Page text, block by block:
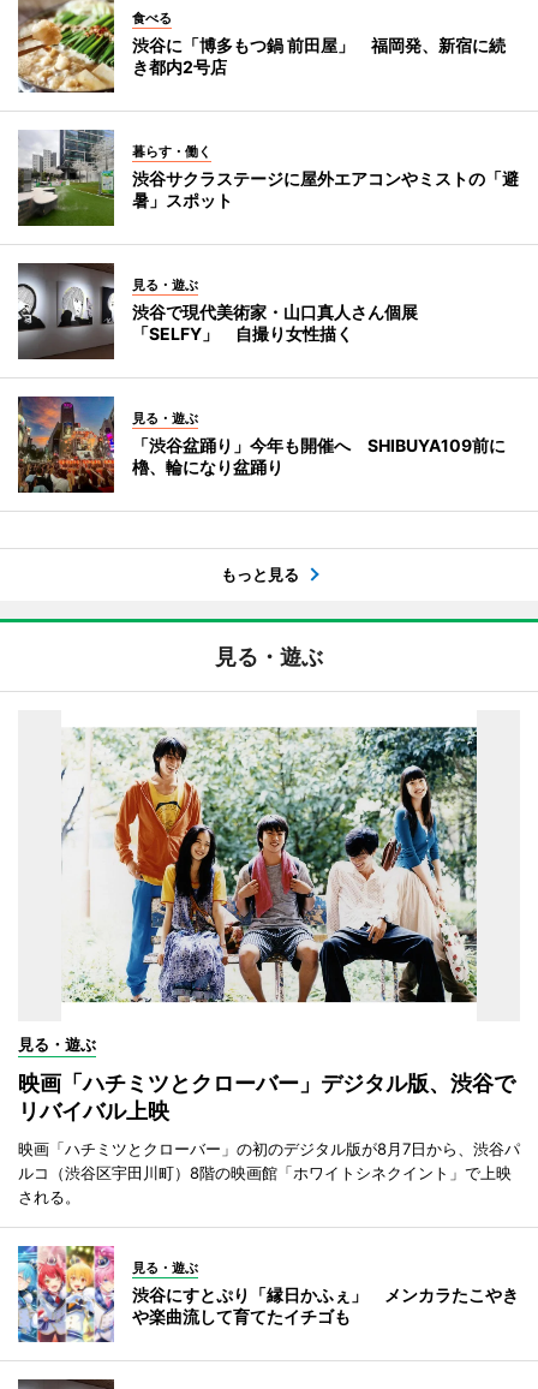
食べる
渋谷に「博多もつ鍋 前田屋」 福岡発、新宿に続
き都内2号店
暮らす・働く
渋谷サクラステージに屋外エアコンやミストの「避
暑」スポット
見る・遊ぶ
渋谷で現代美術家・山口真人さん個展
「SELFY」 自撮り女性描く
見る・遊ぶ
「渋谷盆踊り」今年も開催へ SHIBUYA109前に
櫓、輪になり盆踊り
もっと見る
見る・遊ぶ
見る・遊ぶ
映画「ハチミツとクローバー」デジタル版、渋谷で
リバイバル上映
映画「ハチミツとクローバー」の初のデジタル版が8月7日から、渋谷パ
ルコ（渋谷区宇田川町）8階の映画館「ホワイトシネクイント」で上映
される。
見る・遊ぶ
渋谷にすとぷり「縁日かふぇ」 メンカラたこやき
や楽曲流して育てたイチゴも